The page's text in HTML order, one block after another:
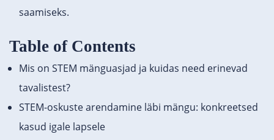
saamiseks.
Table of Contents
Mis on STEM mänguasjad ja kuidas need erinevad
tavalistest?
STEM-oskuste arendamine läbi mängu: konkreetsed
kasud igale lapsele